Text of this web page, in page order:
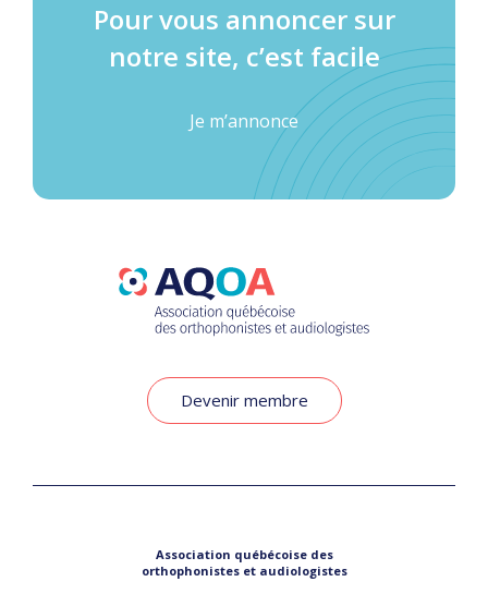
Pour vous annoncer sur
notre site, c’est facile
Je m’annonce
Devenir membre
Association québécoise des
orthophonistes et audiologistes